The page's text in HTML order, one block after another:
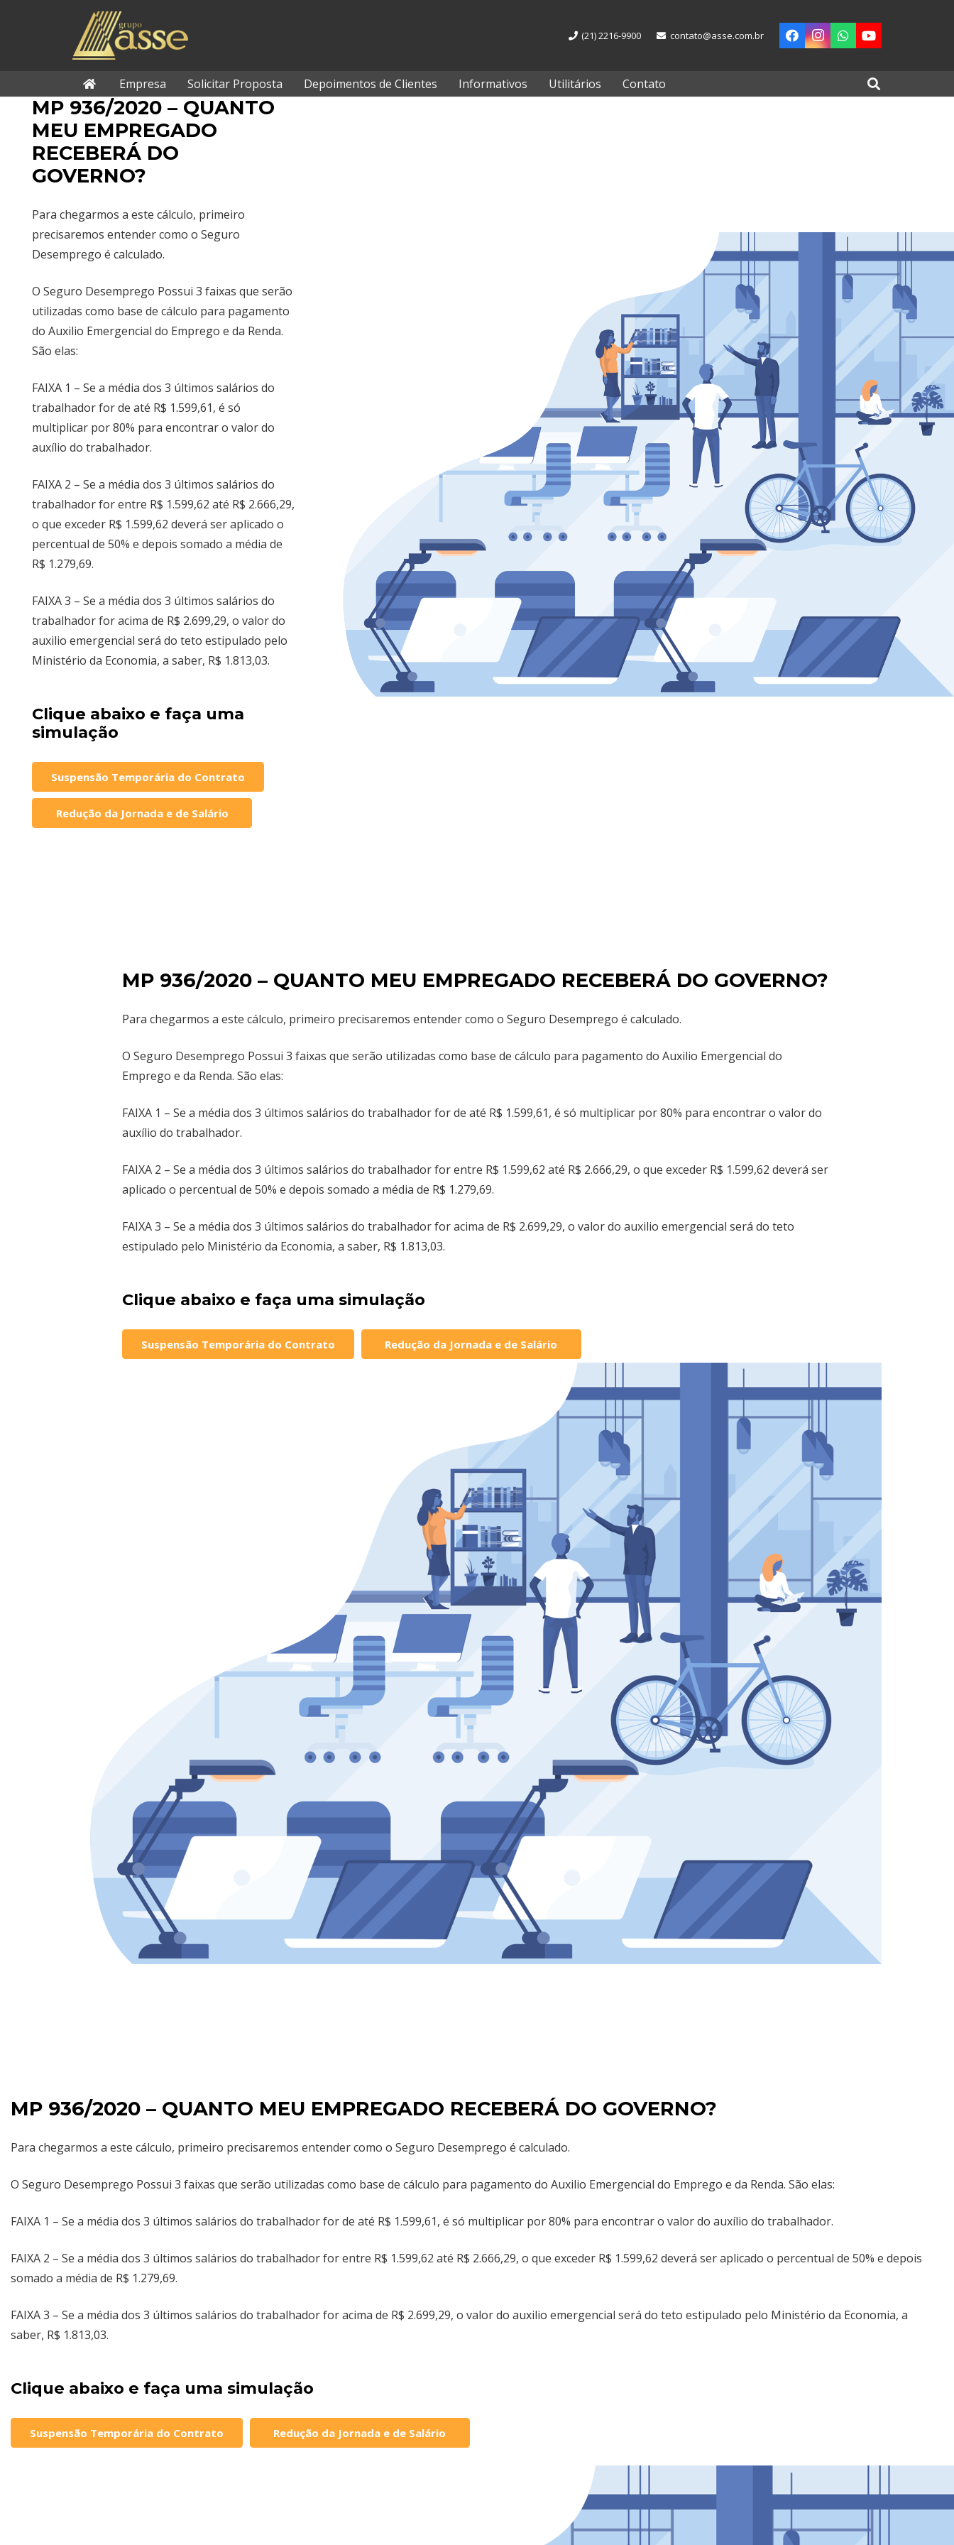
(21) 2216-9900 contato@asse.com.br
Empresa Solicitar Proposta Depoimentos de Clientes Informativos Utilitários Contato
MP 936/2020 – QUANTO
MEU EMPREGADO
RECEBERÁ DO
GOVERNO?
Para chegarmos a este cálculo, primeiro
precisaremos entender como o Seguro
Desemprego é calculado.
O Seguro Desemprego Possui 3 faixas que serão
utilizadas como base de cálculo para pagamento
do Auxilio Emergencial do Emprego e da Renda.
São elas:
FAIXA 1 – Se a média dos 3 últimos salários do
trabalhador for de até R$ 1.599,61, é só
multiplicar por 80% para encontrar o valor do
auxílio do trabalhador.
FAIXA 2 – Se a média dos 3 últimos salários do
trabalhador for entre R$ 1.599,62 até R$ 2.666,29,
o que exceder R$ 1.599,62 deverá ser aplicado o
percentual de 50% e depois somado a média de
R$ 1.279,69.
FAIXA 3 – Se a média dos 3 últimos salários do
trabalhador for acima de R$ 2.699,29, o valor do
auxilio emergencial será do teto estipulado pelo
Ministério da Economia, a saber, R$ 1.813,03.
Clique abaixo e faça uma
simulação
Suspensão Temporária do Contrato
Redução da Jornada e de Salário
MP 936/2020 – QUANTO MEU EMPREGADO RECEBERÁ DO GOVERNO?
Para chegarmos a este cálculo, primeiro precisaremos entender como o Seguro Desemprego é calculado.
O Seguro Desemprego Possui 3 faixas que serão utilizadas como base de cálculo para pagamento do Auxilio Emergencial do
Emprego e da Renda. São elas:
FAIXA 1 – Se a média dos 3 últimos salários do trabalhador for de até R$ 1.599,61, é só multiplicar por 80% para encontrar o valor do
auxílio do trabalhador.
FAIXA 2 – Se a média dos 3 últimos salários do trabalhador for entre R$ 1.599,62 até R$ 2.666,29, o que exceder R$ 1.599,62 deverá ser
aplicado o percentual de 50% e depois somado a média de R$ 1.279,69.
FAIXA 3 – Se a média dos 3 últimos salários do trabalhador for acima de R$ 2.699,29, o valor do auxilio emergencial será do teto
estipulado pelo Ministério da Economia, a saber, R$ 1.813,03.
Clique abaixo e faça uma simulação
Suspensão Temporária do Contrato Redução da Jornada e de Salário
MP 936/2020 – QUANTO MEU EMPREGADO RECEBERÁ DO GOVERNO?
Para chegarmos a este cálculo, primeiro precisaremos entender como o Seguro Desemprego é calculado.
O Seguro Desemprego Possui 3 faixas que serão utilizadas como base de cálculo para pagamento do Auxilio Emergencial do Emprego e da Renda. São elas:
FAIXA 1 – Se a média dos 3 últimos salários do trabalhador for de até R$ 1.599,61, é só multiplicar por 80% para encontrar o valor do auxílio do trabalhador.
FAIXA 2 – Se a média dos 3 últimos salários do trabalhador for entre R$ 1.599,62 até R$ 2.666,29, o que exceder R$ 1.599,62 deverá ser aplicado o percentual de 50% e depois
somado a média de R$ 1.279,69.
FAIXA 3 – Se a média dos 3 últimos salários do trabalhador for acima de R$ 2.699,29, o valor do auxilio emergencial será do teto estipulado pelo Ministério da Economia, a
saber, R$ 1.813,03.
Clique abaixo e faça uma simulação
Suspensão Temporária do Contrato Redução da Jornada e de Salário